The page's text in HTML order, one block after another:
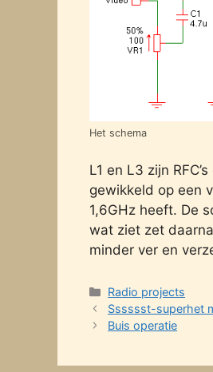
Het schema
L1 en L3 zijn
gewikkeld op een
1,6GHz heeft. De
wat ziet zet
minder ver en
Categories
Radio projects
Sssssst-superhet
Buis operatie